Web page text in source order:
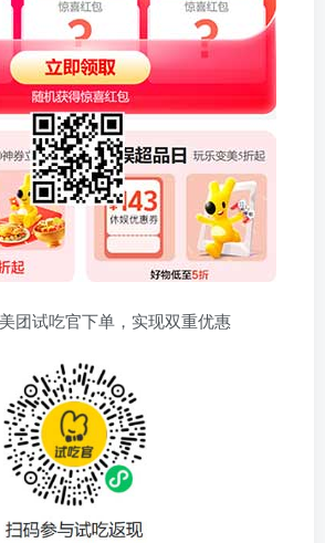
团试吃官下单，实现双重优惠